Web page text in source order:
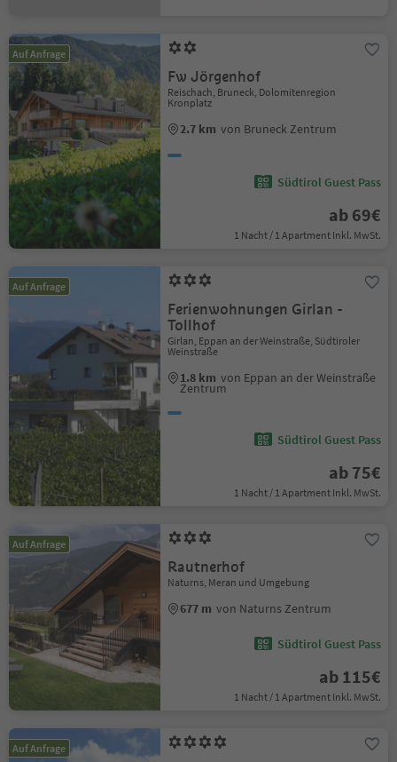
Auf Anfrage
Fw Jörgenhof
Reischach, Bruneck, Dolomitenregion
Kronplatz
2.7 km von Bruneck Zentrum
Südtirol Guest Pass
ab 69€
1 Nacht / 1 Apartment Inkl. MwSt.
Auf Anfrage
Ferienwohnungen Girlan -
Tollhof
Girlan, Eppan an der Weinstraße, Südtiroler
Weinstraße
1.8 km von Eppan an der Weinstraße
Zentrum
Südtirol Guest Pass
ab 75€
1 Nacht / 1 Apartment Inkl. MwSt.
Auf Anfrage
Rautnerhof
Naturns, Meran und Umgebung
677 m von Naturns Zentrum
Südtirol Guest Pass
ab 115€
1 Nacht / 1 Apartment Inkl. MwSt.
Auf Anfrage